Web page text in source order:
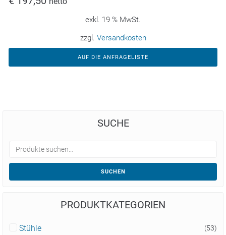
exkl. 19 % MwSt.
zzgl. Versandkosten
AUF DIE ANFRAGELISTE
SUCHE
SUCHEN
PRODUKTKATEGORIEN
Stühle (53)